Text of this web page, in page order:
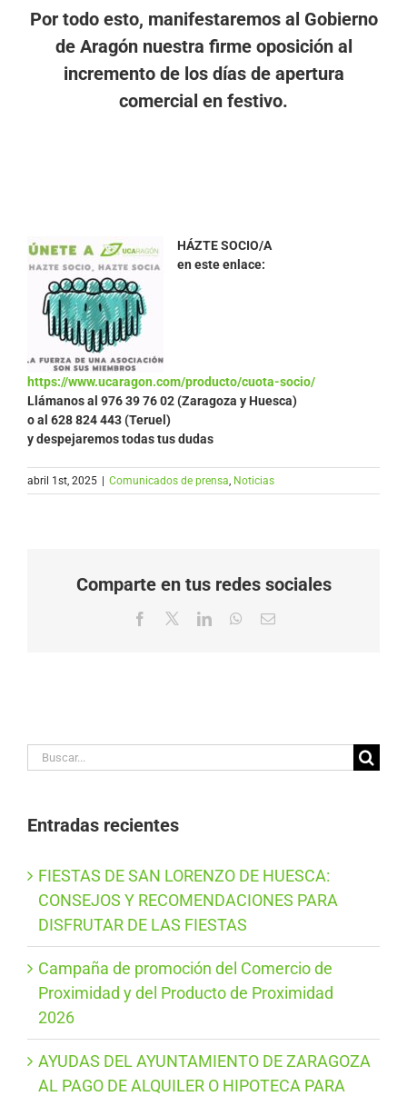
Por todo esto, manifestaremos al Gobierno
de Aragón nuestra firme oposición al
incremento de los días de apertura
comercial en festivo.
HÁZTE SOCIO/A
en este enlace:
https://www.ucaragon.com/producto/cuota-socio/
Llámanos al 976 39 76 02 (Zaragoza y Huesca)
o al 628 824 443 (Teruel)
y despejaremos todas tus dudas
abril 1st, 2025 | Comunicados de prensa Noticias
Comparte en tus redes sociales
Facebook
X LinkedInWhatsApp
Correo
Buscar:
Entradas recientes
FIESTAS DE SAN LORENZO DE HUESCA:
CONSEJOS Y RECOMENDACIONES PARA
DISFRUTAR DE LAS FIESTAS
Campaña de promoción del Comercio de
Proximidad y del Producto de Proximidad
2026
AYUDAS DEL AYUNTAMIENTO DE ZARAGOZA
AL PAGO DE ALQUILER O HIPOTECA PARA